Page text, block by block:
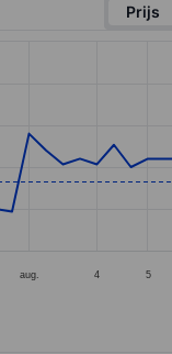
Prijs
aug. 4 5